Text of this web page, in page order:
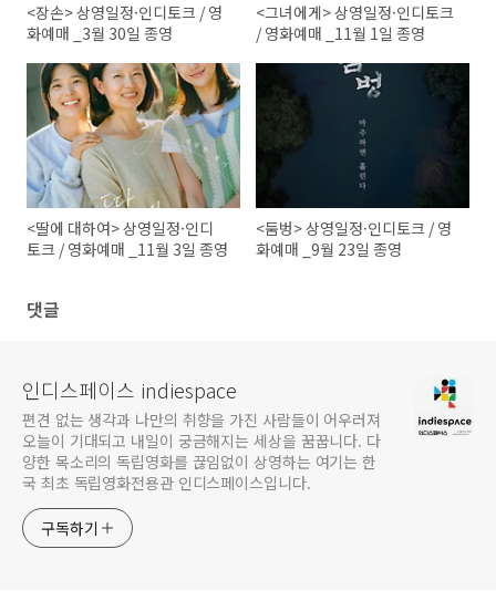
<장손> 상영일정·인디토크 / 영
화예매 _3월 30일 종영
<그녀에게> 상영일정·인디토크
/ 영화예매 _11월 1일 종영
<딸에 대하여> 상영일정·인디
토크 / 영화예매 _11월 3일 종영
<둠벙> 상영일정·인디토크 / 영
화예매 _9월 23일 종영
댓글
인디스페이스 indiespace
편견 없는 생각과 나만의 취향을 가진 사람들이 어우러져
오늘이 기대되고 내일이 궁금해지는 세상을 꿈꿉니다. 다
양한 목소리의 독립영화를 끊임없이 상영하는 여기는 한
국 최초 독립영화전용관 인디스페이스입니다.
구독하기